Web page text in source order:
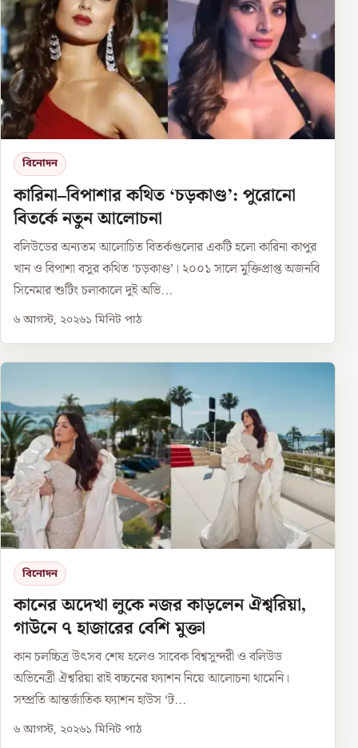
বিনোদন
কারিনা–বিপাশার কথিত ‘চড়কাণ্ড’: পুরোনো
বিতর্কে নতুন আলোচনা
বলিউডের অন্যতম আলোচিত বিতর্কগুলোর একটি হলো কারিনা কাপুর
খান ও বিপাশা বসুর কথিত ‘চড়কাণ্ড’। ২০০১ সালে মুক্তিপ্রাপ্ত অজনবি
সিনেমার শুটিং চলাকালে দুই অভি...
৬ আগস্ট, ২০২৬১ মিনিট পাঠ
বিনোদন
কানের অদেখা লুকে নজর কাড়লেন ঐশ্বরিয়া,
গাউনে ৭ হাজারের বেশি মুক্তা
কান চলচ্চিত্র উৎসব শেষ হলেও সাবেক বিশ্বসুন্দরী ও বলিউড
অভিনেত্রী ঐশ্বরিয়া রাই বচ্চনের ফ্যাশন নিয়ে আলোচনা থামেনি।
সম্প্রতি আন্তর্জাতিক ফ্যাশন হাউস ‘ট...
৬ আগস্ট, ২০২৬১ মিনিট পাঠ